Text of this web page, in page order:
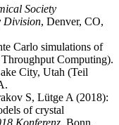
Society
Division, Denver, CO,
Carlo simulations of
Computing).
City, Utah (Teil
S, Lütge A (2018):
of crystal
Konferenz, Bonn,